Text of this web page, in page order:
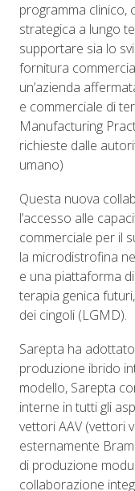
programma clinico,
strategica a lungo
supportare sia lo
fornitura
un’azienda
e commerciale di
Manufacturing
richieste dalle
umano)
Questa nuova
l’accesso alle
commerciale per il
la microdistrofina
e una piattaforma
terapia genica
dei cingoli (LGMD).
Sarepta ha
produzione ibrido
modello, Sarepta
interne in tutti gli
vettori AAV (vettori
esternamente
di produzione
collaborazione